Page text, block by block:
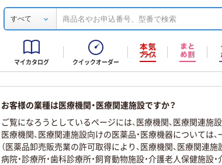
すべて
マイカタログ クイックオーダー
お客様の業種は医療機関・医療関連施設ですか？
ご覧になろうとしているページには、医療機関、医療関連施
医療機関、医療関連施設向けの医薬品・医療機器については
（医薬品卸売販売業の許可取得により、医療機関、医療関連
病院・診療所・歯科診療所・飼育動物施設・介護老人保健施設